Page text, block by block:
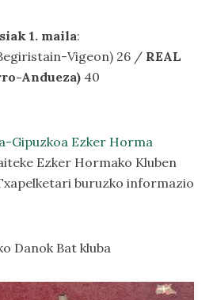
1. maila:
Vigeon) 26 / REAL
Andueza) 40
Gipuzkoa Ezker Horma
Ezker Hormako Kluben
buruzko informazio
Danok Bat kluba